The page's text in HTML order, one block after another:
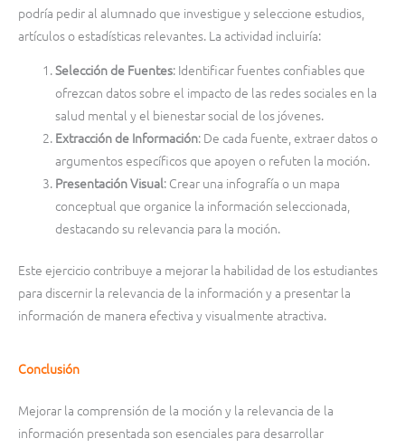
podría pedir al alumnado que investigue y seleccione estudios,
artículos o estadísticas relevantes. La actividad incluiría:
Selección de Fuentes: Identificar fuentes confiables que
ofrezcan datos sobre el impacto de las redes sociales en la
salud mental y el bienestar social de los jóvenes.
Extracción de Información: De cada fuente, extraer datos o
argumentos específicos que apoyen o refuten la moción.
Presentación Visual: Crear una infografía o un mapa
conceptual que organice la información seleccionada,
destacando su relevancia para la moción.
Este ejercicio contribuye a mejorar la habilidad de los estudiantes
para discernir la relevancia de la información y a presentar la
información de manera efectiva y visualmente atractiva.
Conclusión
Mejorar la comprensión de la moción y la relevancia de la
información presentada son esenciales para desarrollar